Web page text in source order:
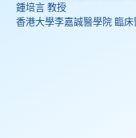
鍾培言 教授
香港大學李嘉誠醫學院 臨